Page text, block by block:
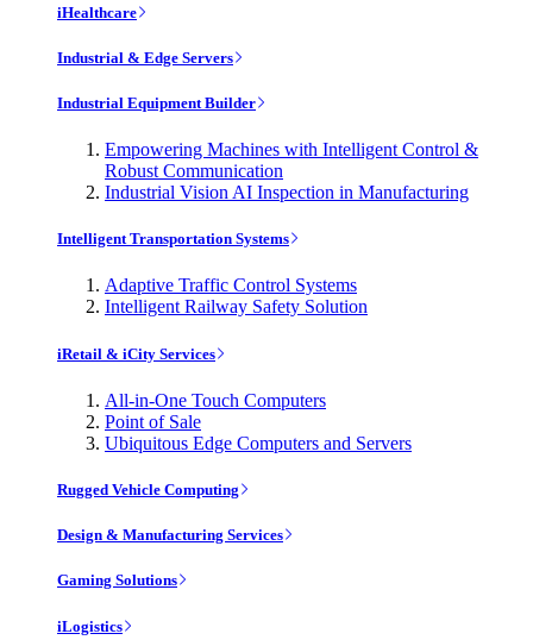
iHealthcare
Industrial & Edge Servers
Industrial Equipment Builder
Empowering Machines with Intelligent Control &
Robust Communication
Industrial Vision AI Inspection in Manufacturing
Intelligent Transportation Systems
Adaptive Traffic Control Systems
Intelligent Railway Safety Solution
iRetail & iCity Services
All-in-One Touch Computers
Point of Sale
Ubiquitous Edge Computers and Servers
Rugged Vehicle Computing
Design & Manufacturing Services
Gaming Solutions
iLogistics